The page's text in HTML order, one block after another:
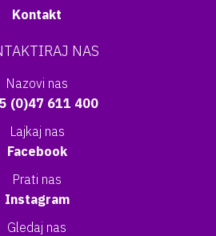
Kontakt
NAS
Nazovi nas
(0)47 611 400
Lajkaj nas
Facebook
Prati nas
Instagram
Gledaj nas